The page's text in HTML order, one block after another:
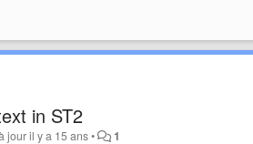
in ST2
jouril y a 15 ans• 1